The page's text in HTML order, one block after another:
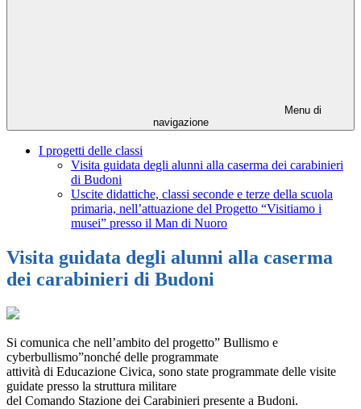
Menu di
navigazione
I progetti delle classi
Visita guidata degli alunni alla caserma dei carabinieri
di Budoni
Uscite didattiche, classi seconde e terze della scuola
primaria, nell’attuazione del Progetto “Visitiamo i
musei” presso il Man di Nuoro
Visita guidata degli alunni alla caserma
dei carabinieri di Budoni
Si comunica che nell’ambito del progetto” Bullismo e
cyberbullismo”nonché delle programmate
attività di Educazione Civica, sono state programmate delle visite
guidate presso la struttura militare
del Comando Stazione dei Carabinieri presente a Budoni.